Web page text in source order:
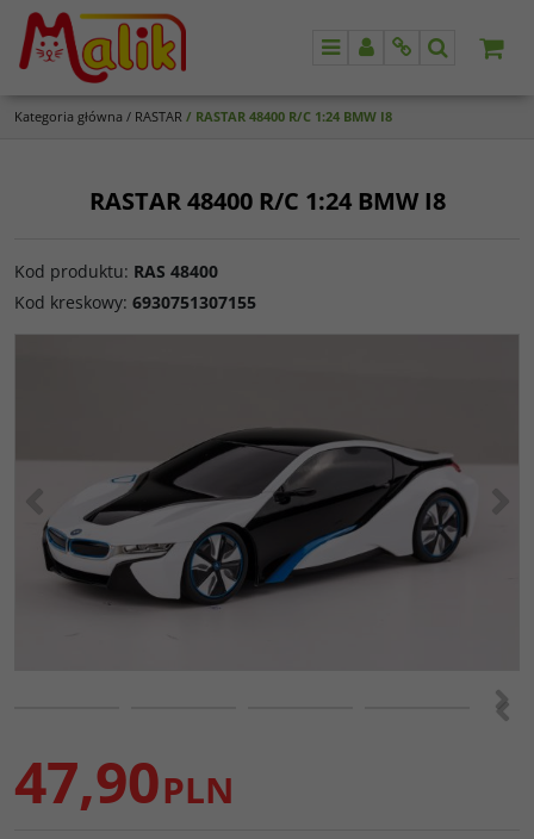
MenuPanelInfoSzukaj
Kategoria główna / RASTAR / RASTAR 48400 R/C 1:24 BMW I8
RASTAR 48400 R/C 1:24 BMW I8
Kod produktu: RAS 48400
Kod kreskowy: 6930751307155
<
47,90PLN